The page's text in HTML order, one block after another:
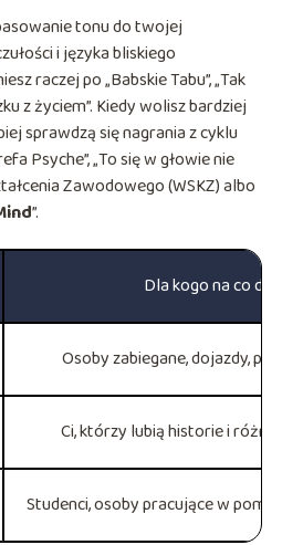
tonu do twojej
i języka bliskiego
raczej po „Babskie Tabu”, „Tak
z życiem”. Kiedy wolisz bardziej
sprawdzą się nagrania z cyklu
Psyche”, „To się w głowie nie
Zawodowego (WSKZ) albo
”.
Dla kogo na co
Osoby zabiegane, dojazdy,
Ci, którzy lubią historie i
Studenci, osoby pracujące w